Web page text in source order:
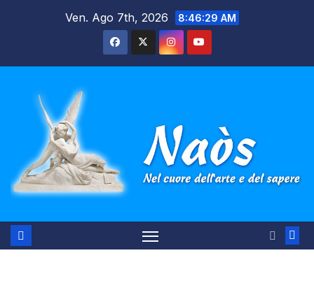
Ven. Ago 7th, 2026 8:46:29 AM